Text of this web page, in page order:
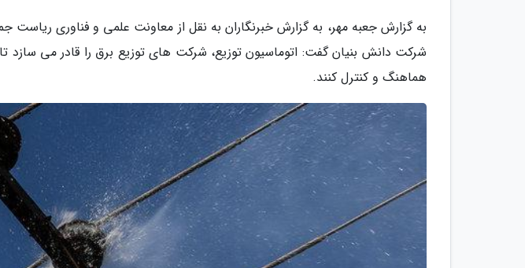
به گزارش جعبه مهر، به گزارش خبرنگاران به نقل از معاونت علمی و فناوری ریاست
شرکت دانش بنیان گفت: اتوماسیون توزیع، شرکت های توزیع برق را قادر می سازد تا
هماهنگ و کنترل کنند.